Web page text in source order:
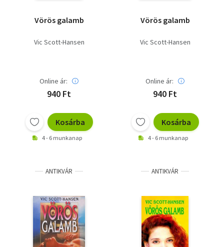
Társadalomtudomány
Természettudomány
Vörös galamb
Vic Scott-Hansen
Online ár:
940 Ft
Kosárba
4 - 6 munkanap
Vörös galamb
Vic Scott-Hansen
Online ár:
940 Ft
Kosárba
4 - 6 munkanap
ANTIKVÁR ANTIKVÁR